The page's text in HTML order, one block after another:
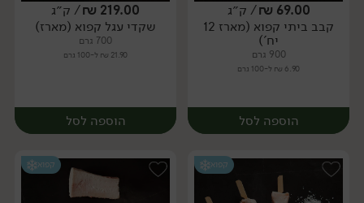
מארז מארז
69.00
₪/ ק״ג
קבב ביתי קפוא (מארז 12
יח')
900 גרם
6.90 ₪ ל-100 גרם
הוספה לסל
219.00
₪/ ק״ג
שקדי עגל קפוא (מארז)
700 גרם
21.90 ₪ ל-100 גרם
הוספה לסל
קפוא קפוא